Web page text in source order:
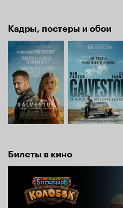
Кадры, постеры и обои
Билеты в кино